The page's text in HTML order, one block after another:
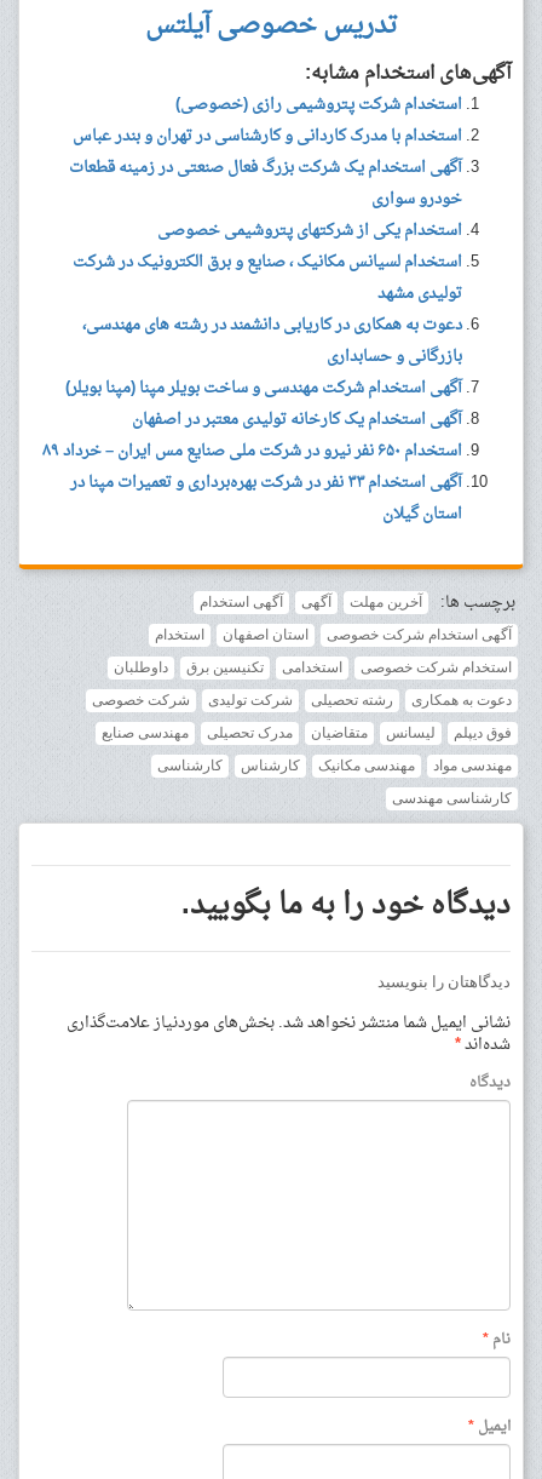
تدریس خصوصی آیلتس
آگهی‌های استخدام مشابه:
استخدام شرکت پتروشیمی رازی (خصوصی)
استخدام با مدرک کاردانی و کارشناسی در تهران و بندر عباس
آگهی استخدام یک شرکت بزرگ فعال صنعتی در زمینه قطعات
خودرو سواری
استخدام یکی از شرکتهای پتروشیمی خصوصی
استخدام لسیانس مکانیک ، صنایع و برق الکترونیک در شرکت
تولیدی مشهد
دعوت به همکاری در کاریابی دانشمند در رشته های مهندسی،
بازرگانی و حسابداری
آگهی استخدام شرکت مهندسی و ساخت بویلر مپنا (مپنا بویلر)
آگهی استخدام یک کارخانه تولیدی معتبر در اصفهان
استخدام ۶۵۰ نفر نیرو در شرکت ملی صنایع مس ایران – خرداد ۸۹
آگهی استخدام ۳۳ نفر در شرکت بهره‌برداری و تعمیرات مپنا در
استان گیلان
برچسب ها: آخرین مهلت آگهی
آگهی استخدام
آگهی استخدام شرکت خصوصی
استان اصفهان
استخدام
استخدام شرکت خصوصی
استخدامی تکنیسین برق
داوطلبان
دعوت به همکاری
رشته تحصیلی شرکت تولیدی
شرکت خصوصی
فوق دیپلم
لیسانس متقاضیان مدرک تحصیلی
مهندسی صنایع
مهندسی مواد
مهندسی مکانیک کارشناس
کارشناسی
کارشناسی مهندسی
دیدگاه خود را به ما بگویید.
دیدگاهتان را بنویسید
نشانی ایمیل شما منتشر نخواهد شد.بخش‌های موردنیاز علامت‌گذاری
شده‌اند*
دیدگاه
نام*
ایمیل*